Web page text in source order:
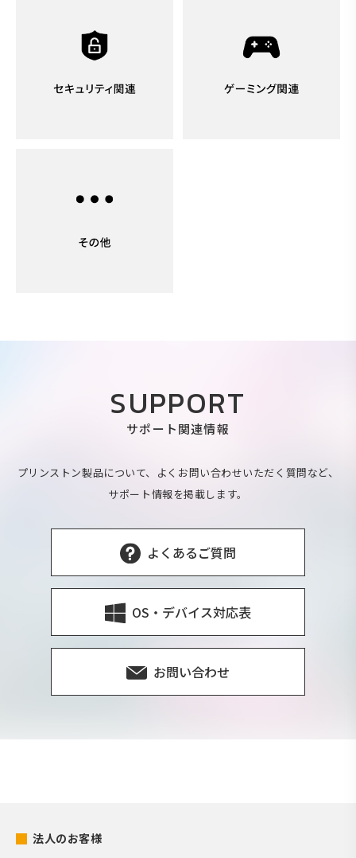
SUPPORT
サポート関連情報
プリンストン製品について、よくお問い合わせいただく質問など、
サポート情報を掲載します。
よくあるご質問
OS・デバイス対応表
お問い合わせ
法人のお客様